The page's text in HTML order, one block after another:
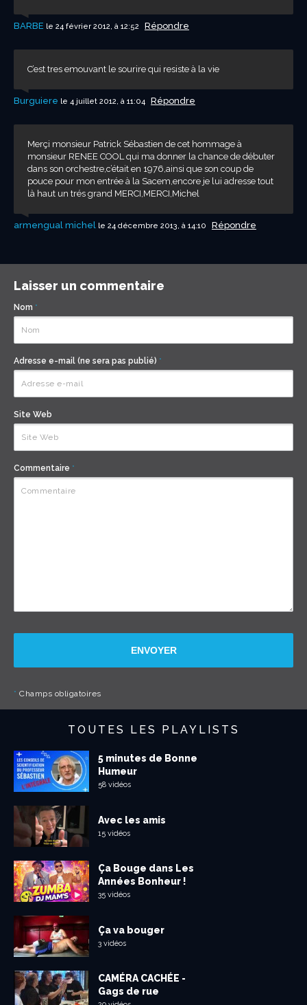
BARBE le 24 février 2012, à 12:52 Répondre
C’est tres emouvant le sourire qui resiste à la vie
Burguiere le 4 juillet 2012, à 11:04 Répondre
Merçi monsieur Patrick Sébastien de cet hommage à
monsieur RENEE COOL qui ma donner la chance de débuter
dans son orchestre,c’était en 1976,ainsi que son coup de
pouce pour mon entrée à la Sacem,encore je lui adresse tout
là haut un trés grand MERCI,MERCI,Michel
armengual michel le 24 décembre 2013, à 14:10 Répondre
Laisser un commentaire
Nom *
Adresse e-mail (ne sera pas publié) *
Site Web
Commentaire *
ENVOYER
* Champs obligatoires
TOUTES LES PLAYLISTS
5 minutes de Bonne
Humeur
58 vidéos
Avec les amis
15 vidéos
Ça Bouge dans Les
Années Bonheur !
35 vidéos
Ça va bouger
3 vidéos
CAMÉRA CACHÉE -
Gags de rue